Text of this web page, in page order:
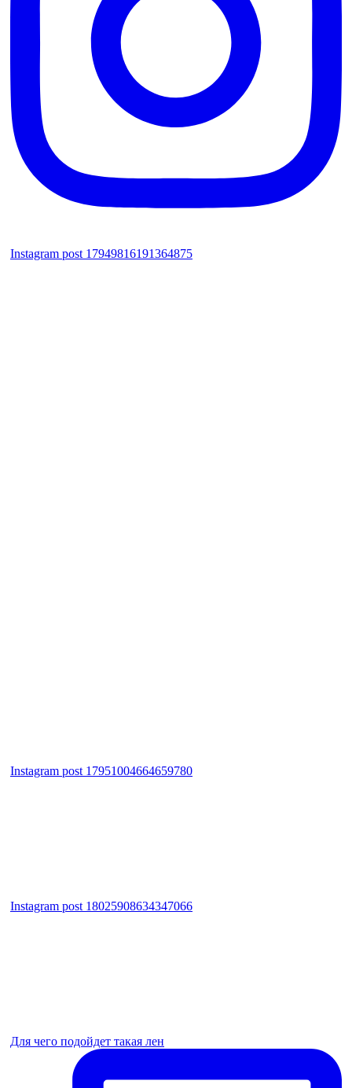
Instagram post 17949816191364875
Instagram post 17951004664659780
Instagram post 18025908634347066
Для чего подойдет такая лен